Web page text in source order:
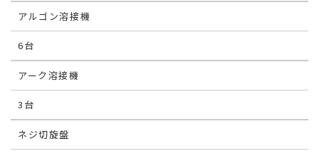
アルゴン溶接機
6台
アーク溶接機
3台
ネジ切旋盤